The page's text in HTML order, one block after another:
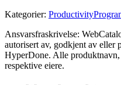
Kategorier: Productivity
Ansvarsfraskrivelse:
autorisert av, godkjent av eller
HyperDone. Alle
respektive eiere.